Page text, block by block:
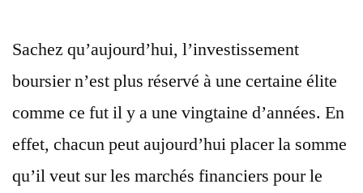
Sachez qu’aujourd’hui, l’investissement
boursier n’est plus réservé à une certaine élite
comme ce fut il y a une vingtaine d’années. En
effet, chacun peut aujourd’hui placer la somme
qu’il veut sur les marchés financiers pour le